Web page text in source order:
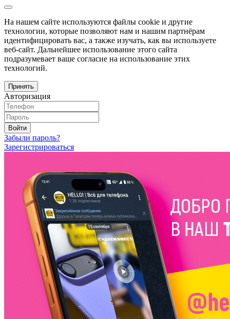
На нашем сайте используются файлы cookie и другие
технологии, которые позволяют нам и нашим партнёрам
идентифицировать вас, а также изучать, как вы используете
веб-сайт. Дальнейшее использование этого сайта
подразумевает ваше согласие на использование этих
технологий.
Принять
Авторизация
Войти
Забыли пароль?
Зарегистрироваться